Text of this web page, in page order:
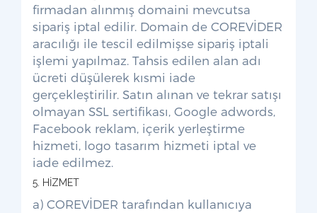
firmadan alınmış domaini mevcutsa
sipariş iptal edilir. Domain de COREVİDER
aracılığı ile tescil edilmişse sipariş iptali
işlemi yapılmaz. Tahsis edilen alan adı
ücreti düşülerek kısmi iade
gerçekleştirilir. Satın alınan ve tekrar satışı
olmayan SSL sertifikası, Google adwords,
Facebook reklam, içerik yerleştirme
hizmeti, logo tasarım hizmeti iptal ve
iade edilmez.
5. HİZMET
a) COREVİDER tarafından kullanıcıya